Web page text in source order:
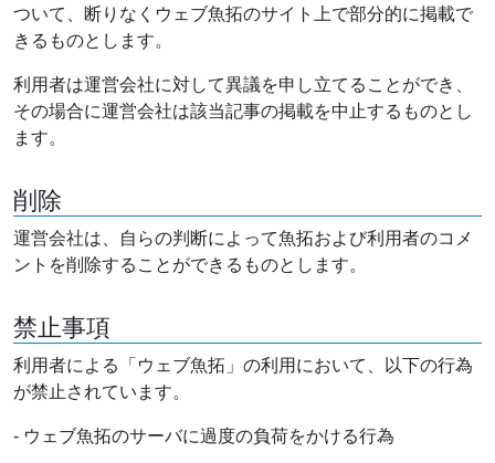
ついて、断りなくウェブ魚拓のサイト上で部分的に掲載で
きるものとします。
利用者は運営会社に対して異議を申し立てることができ、
その場合に運営会社は該当記事の掲載を中止するものとし
ます。
削除
運営会社は、自らの判断によって魚拓および利用者のコメ
ントを削除することができるものとします。
禁止事項
利用者による「ウェブ魚拓」の利用において、以下の行為
が禁止されています。
- ウェブ魚拓のサーバに過度の負荷をかける行為